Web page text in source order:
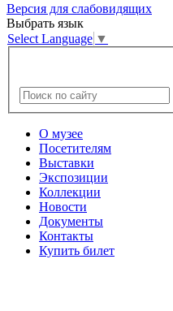
Версия для слабовидящих
Выбрать язык
Select Language ▼
О музее
Посетителям
Выставки
Экспозиции
Коллекции
Новости
Документы
Контакты
Купить билет